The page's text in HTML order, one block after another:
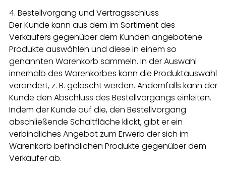
4. Bestellvorgang und Vertragsschluss
Der Kunde kann aus dem im Sortiment des
Verkäufers gegenüber dem Kunden angebotene
Produkte auswählen und diese in einem so
genannten Warenkorb sammeln. In der Auswahl
innerhalb des Warenkorbes kann die Produktauswahl
verändert, z. B. gelöscht werden. Andernfalls kann der
Kunde den Abschluss des Bestellvorgangs einleiten.
Indem der Kunde auf die, den Bestellvorgang
abschließende Schaltfläche klickt, gibt er ein
verbindliches Angebot zum Erwerb der sich im
Warenkorb befindlichen Produkte gegenüber dem
Verkäufer ab.